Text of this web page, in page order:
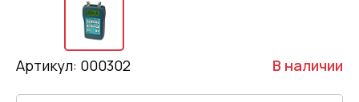
Артикул: 000302 В наличии